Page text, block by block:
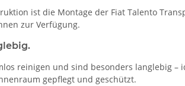
ist die Montage der Fiat Talento
zur Verfügung.
reinigen und sind besonders langlebig
gepflegt und geschützt.